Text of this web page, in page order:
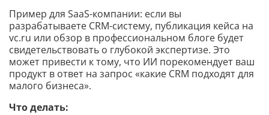
Пример для SaaS-компании: если вы
разрабатываете CRM-систему, публикация кейса на
vc.ru или обзор в профессиональном блоге будет
свидетельствовать о глубокой экспертизе. Это
может привести к тому, что ИИ порекомендует ваш
продукт в ответ на запрос «какие CRM подходят для
малого бизнеса».
Что делать: